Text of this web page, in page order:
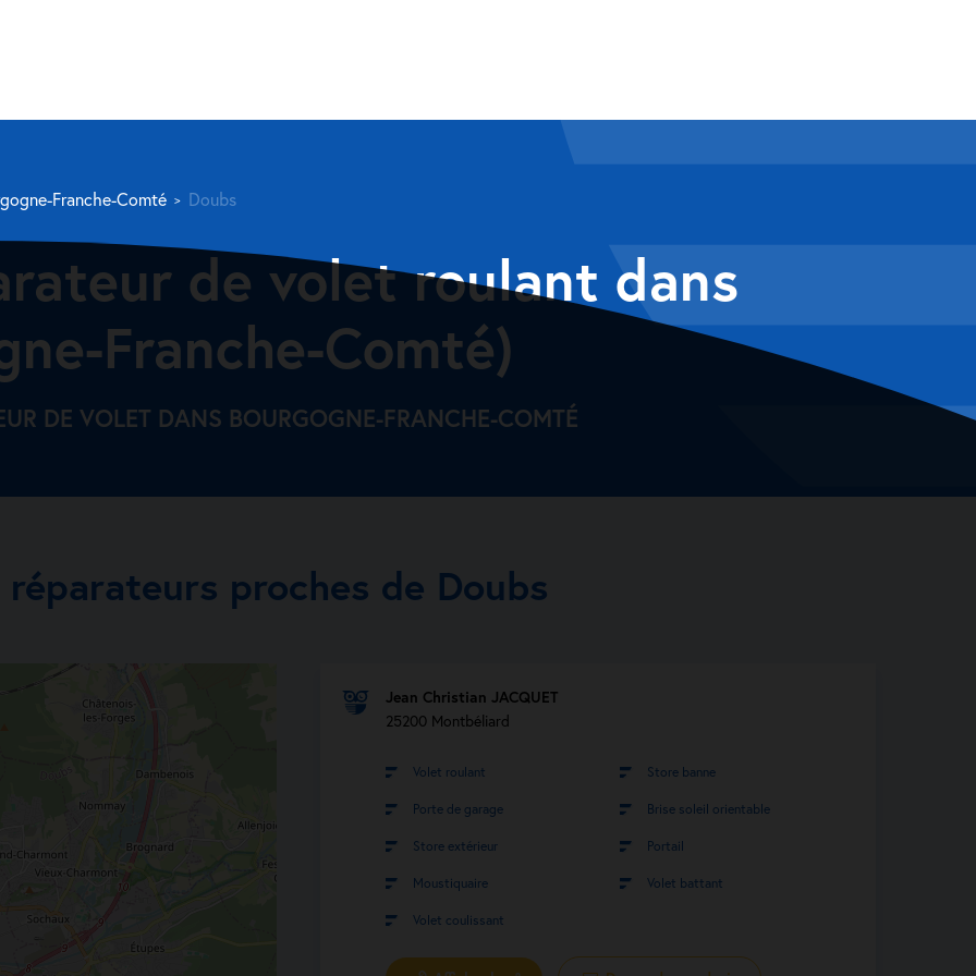
Franche-Comté Doubs
de volet roulant dans
Franche-Comté)
DE VOLET DANS BOURGOGNE-FRANCHE-COMTÉ
réparateurs proches de Doubs
Jean Christian JACQUET
25200 Montbéliard
Volet roulant Store banne
Porte de garage Brise soleil orientable
Store extérieur Portail
Moustiquaire Volet battant
Volet coulissant